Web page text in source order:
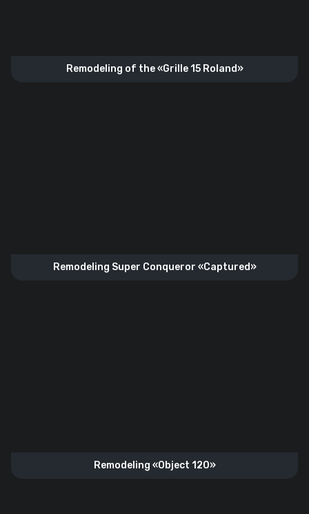
Remodeling of the «Grille 15 Roland»
Remodeling Super Conqueror «Captured»
Remodeling «Object 120»